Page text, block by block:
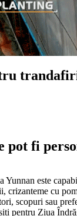
fi
Yunnan este
crizanteme cu
scopuri sau
pentru Ziua